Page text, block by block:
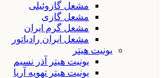
مشعل گازوئیلی
مشعل گازی
مشعل گرم ایران
مشعل ایران رادیاتور
یونیت هیتر
یونیت هیتر آذر نسیم
یونیت هیتر تهویه آریا